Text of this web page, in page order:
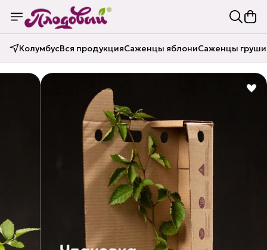
КолумбусВся продукцияСаженцы яблониСаженцы груши